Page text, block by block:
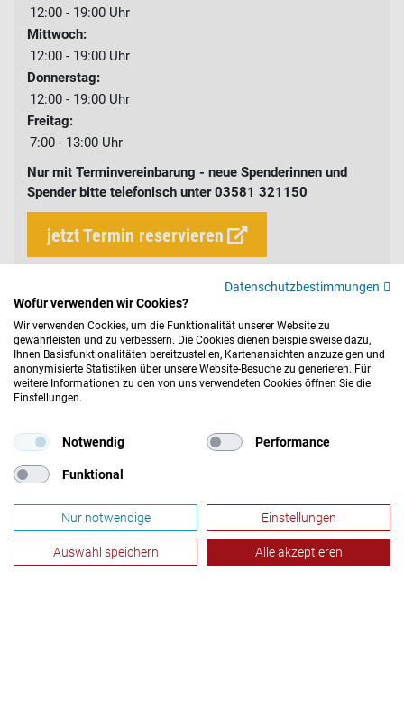
12:00 - 19:00 Uhr
Mittwoch:
12:00 - 19:00 Uhr
Donnerstag:
12:00 - 19:00 Uhr
Freitag:
7:00 - 13:00 Uhr
Nur mit Terminvereinbarung - neue Spenderinnen und
Spender bitte telefonisch unter 03581 321150
jetzt Termin reservieren
© 2026 DRK-Blutspendedienst Baden-Württemberg – Hessen
gemeinnützige GmbH
IMPRESSUM
Plasmaspende
Socials
JETZT LIKEN UND TEILEN!
Datenschutzbestimmungen
Wofür verwenden wir Cookies?
Wir verwenden Cookies, um die Funktionalität unserer Website zu
gewährleisten und zu verbessern. Die Cookies dienen beispielsweise dazu,
Ihnen Basisfunktionalitäten bereitzustellen, Kartenansichten anzuzeigen und
anonymisierte Statistiken über unsere Website-Besuche zu generieren. Für
weitere Informationen zu den von uns verwendeten Cookies öffnen Sie die
Einstellungen.
Notwendig Performance
Funktional
Nur notwendige Einstellungen
Auswahl speichern Alle akzeptieren